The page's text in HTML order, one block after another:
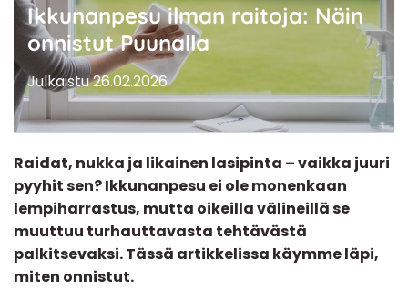
Ikkunanpesu ilman raitoja: Näin
onnistut Puunalla
Julkaistu 26.02.2026
Raidat, nukka ja likainen lasipinta – vaikka juuri
pyyhit sen? Ikkunanpesu ei ole monenkaan
lempiharrastus, mutta oikeilla välineillä se
muuttuu turhauttavasta tehtävästä
palkitsevaksi. Tässä artikkelissa käymme läpi,
miten onnistut.